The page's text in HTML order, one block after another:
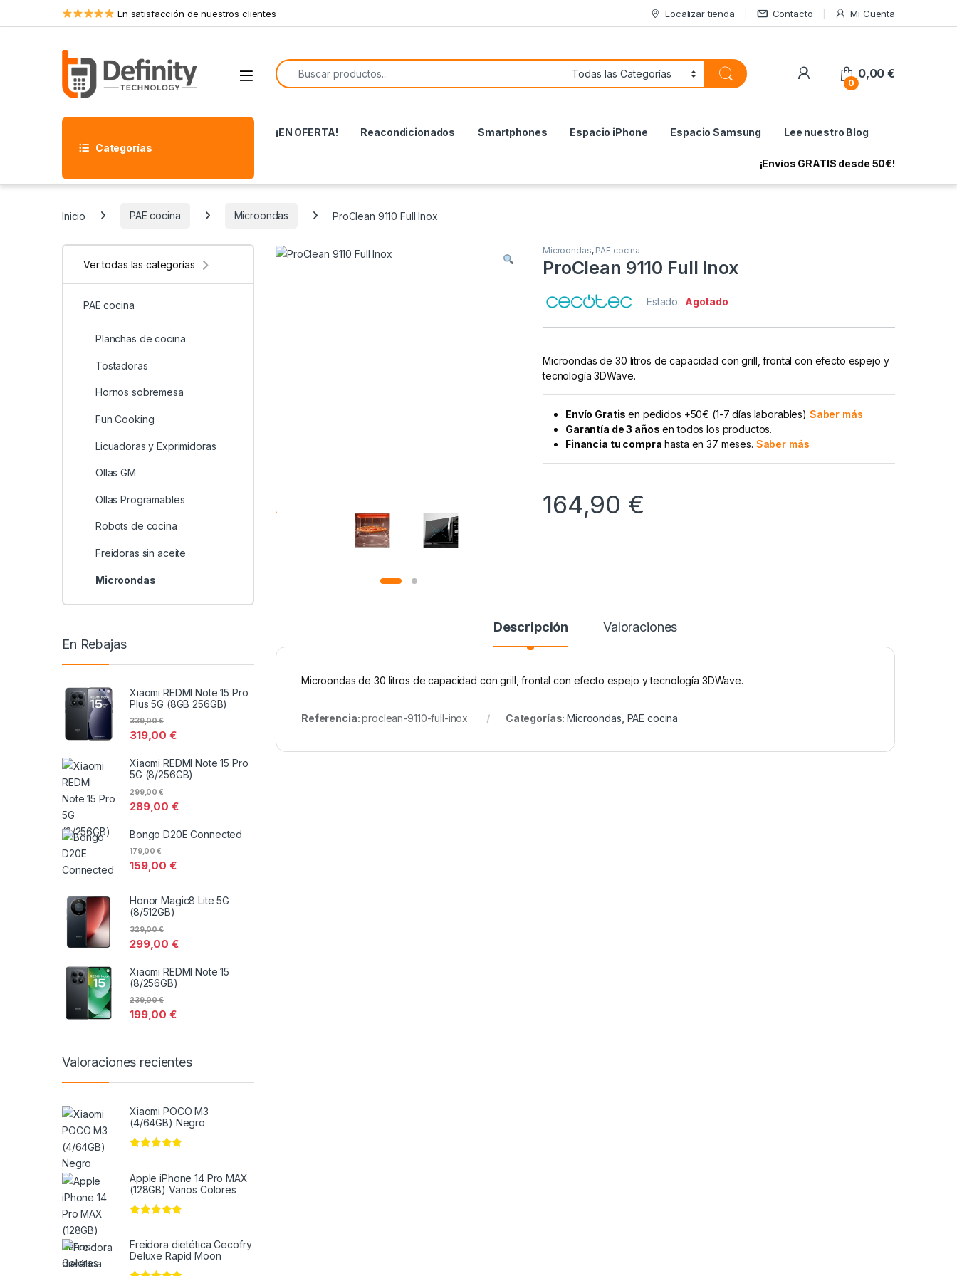
Skip to navigation
Skip to content En satisfacción de nuestros clientes Localizar tienda Contacto Mi Cuenta
Open
Search for:
My Account
0
0,00€
Categorías
¡EN OFERTA! Reacondicionados Smartphones Espacio iPhone Espacio Samsung Lee nuestro Blog
¡Envíos GRATIS desde 50€!
Inicio PAE cocina Microondas ProClean 9110 Full Inox
Microondas, PAE cocina
ProClean 9110 Full Inox
Estado: Agotado
Microondas de 30 litros de capacidad con grill, frontal con efecto espejo y
tecnología 3DWave.
Envío Gratisen pedidos +50€ (1-7 días laborables) Saber más
Garantía de 3 años en todos los productos.
Financia tu compra hasta en 37 meses. Saber más
164,90 €
Descripción Valoraciones
Microondas de 30 litros de capacidad con grill, frontal con efecto espejo y tecnología 3DWave.
Referencia:proclean-9110-full-inox Categorías:Microondas PAE cocina
Ver todas las categorías
PAE cocina
Planchas de cocina
Tostadoras
Hornos sobremesa
Fun Cooking
Licuadoras y Exprimidoras
Ollas GM
Ollas Programables
Robots de cocina
Freidoras sin aceite
Microondas
En Rebajas
Xiaomi REDMI Note 15 Pro
Plus 5G (8GB 256GB)
319,00€
339,00€
Xiaomi REDMI Note 15 Pro
5G (8/256GB)
289,00€
299,00€
Bongo D20E Connected
159,00€
179,00€
Honor Magic8 Lite 5G
(8/512GB)
299,00€
329,00€
Xiaomi REDMI Note 15
(8/256GB)
199,00€
239,00€
Valoraciones recientes
Xiaomi POCO M3
(4/64GB) Negro
Apple iPhone 14 Pro MAX
(128GB) Varios Colores
Freidora dietética Cecofry
Deluxe Rapid Moon